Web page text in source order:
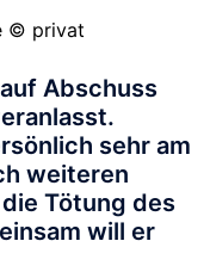
© privat
Abschuss
sehr am
weiteren
Tötung des
will er